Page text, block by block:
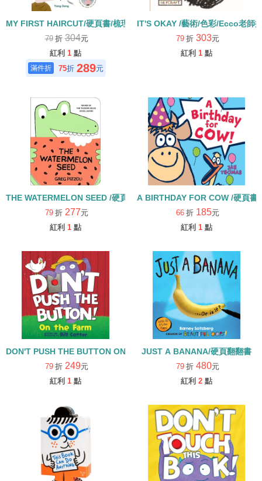
MY FIRST HAIRCUT/硬頁書/梳理
79 折304元
紅利 1 點
75折 289元
IT'S OKAY /藝術/色彩/Ecco老師
79 折 303元
紅利 1 點
THE WATERMELON SEED /硬頁書/字母W學習繪本
79 折 277元
紅利 1 點
A BIRTHDAY FOR COW /硬頁書
66 折 185元
紅利 1 點
DON'T PUSH THE BUTTON ON THE FARM/硬頁書/八月底到貨
79 折 249元
紅利 1 點
JUST A BANANA/硬頁翻翻書
79 折 480元
紅利 2 點